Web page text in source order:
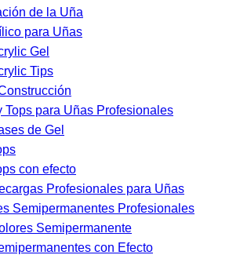
de la Uña
para Uñas
Gel
Tips
Tops para Uñas Profesionales
de Gel
con efecto
Profesionales para Uñas
Semipermanentes Profesionales
Semipermanente
con Efecto